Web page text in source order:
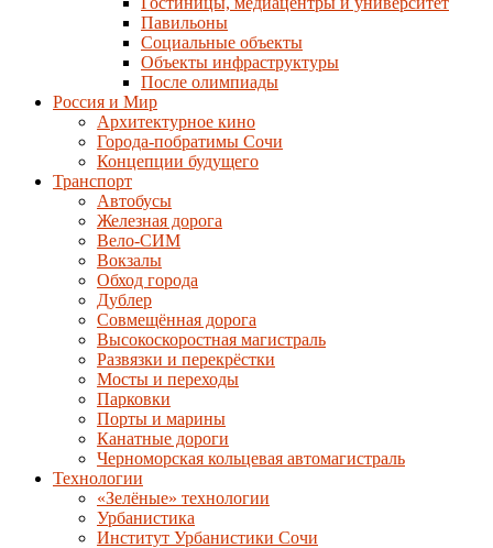
Павильоны
Социальные объекты
Объекты инфраструктуры
После олимпиады
Россия и Мир
Архитектурное кино
Города-побратимы Сочи
Концепции будущего
Транспорт
Автобусы
Железная дорога
Вело-СИМ
Вокзалы
Обход города
Дублер
Совмещённая дорога
Высокоскоростная магистраль
Развязки и перекрёстки
Мосты и переходы
Парковки
Порты и марины
Канатные дороги
Черноморская кольцевая автомагистраль
Технологии
«Зелёные» технологии
Урбанистика
Институт Урбанистики Сочи